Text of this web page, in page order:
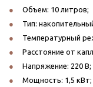
Объем: 10 литров;
Тип:
Температурный
Расстояние от
Напряжение: 220 В;
Мощность: 1,5 кВт;